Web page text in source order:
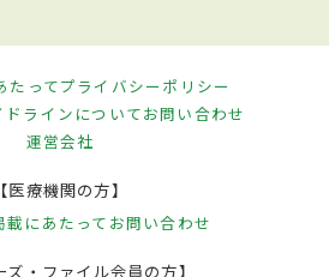
たってプライバシーポリシー
ラインについてお問い合わせ
運営会社
【医療機関の方】
載にあたって お問い合わせ
ズ・ファイル会員の方】